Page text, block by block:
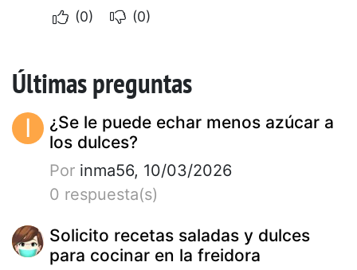
(0)
(0)
Últimas preguntas
I
¿Se le puede echar menos azúcar a
los dulces?
Por inma56, 10/03/2026
0 respuesta(s)
Solicito recetas saladas y dulces
para cocinar en la freidora